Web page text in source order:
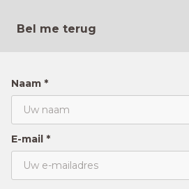
Bel me terug
Naam *
E-mail *